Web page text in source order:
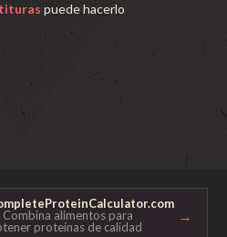
puede hacerlo
alimentos para
proteínas de calidad
→